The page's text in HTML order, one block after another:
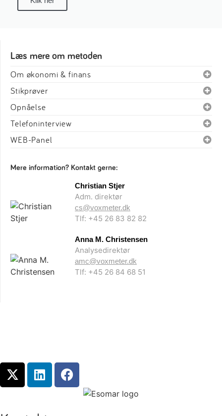
Læs mere om metoden
Om økonomi & finans
Stikprøver
Opnåelse
Telefoninterview
WEB-Panel
Mere information? Kontakt gerne:
Christian Stjer
Adm. direktør
cs@voxmeter.dk
Tlf: +45 26 83 82 82
Anna M. Christensen
Analysedirektør
amc@voxmeter.dk
Tlf: +45 26 84 68 51